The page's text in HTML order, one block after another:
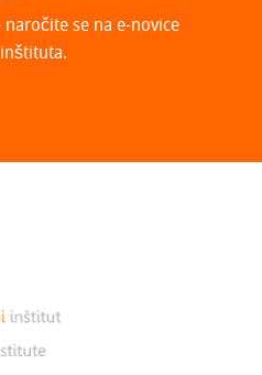
se na e-novice